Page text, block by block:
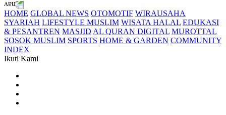
HOME GLOBAL NEWS OTOMOTIF WIRAUSAHA
SYARIAH LIFESTYLE MUSLIM WISATA HALAL EDUKASI
& PESANTREN MASJID AL QURAN DIGITAL MUROTTAL
SOSOK MUSLIM SPORTS HOME & GARDEN COMMUNITY
INDEX
Ikuti Kami